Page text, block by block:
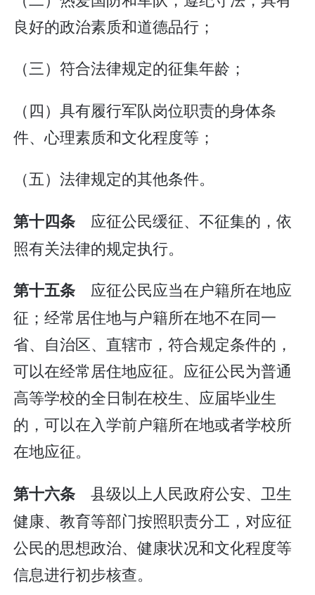
良好的政治素质和道德品行；
（三）符合法律规定的征集年龄；
（四）具有履行军队岗位职责的身体条
件、心理素质和文化程度等；
（五）法律规定的其他条件。
第十四条 应征公民缓征、不征集的，依
照有关法律的规定执行。
第十五条 应征公民应当在户籍所在地应
征；经常居住地与户籍所在地不在同一
省、自治区、直辖市，符合规定条件的，
可以在经常居住地应征。应征公民为普通
高等学校的全日制在校生、应届毕业生
的，可以在入学前户籍所在地或者学校所
在地应征。
第十六条 县级以上人民政府公安、卫生
健康、教育等部门按照职责分工，对应征
公民的思想政治、健康状况和文化程度等
信息进行初步核查。